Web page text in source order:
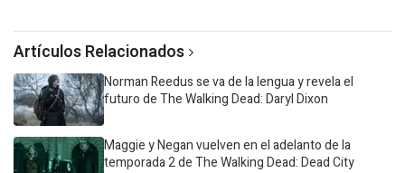
Artículos Relacionados
Norman Reedus se va de la lengua y revela el
futuro de The Walking Dead: Daryl Dixon
Maggie y Negan vuelven en el adelanto de la
temporada 2 de The Walking Dead: Dead City